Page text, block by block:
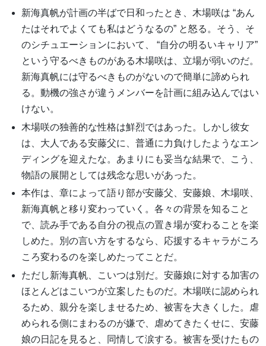
新海真帆が計画の半ばで日和ったとき、木場咲は “あん
たはそれでよくても私はどうなるの” と怒る。そう、そ
のシチュエーションにおいて、 “自分の明るいキャリア”
という守るべきものがある木場咲は、立場が弱いのだ。
新海真帆には守るべきものがないので簡単に諦められ
る。動機の強さが違うメンバーを計画に組み込んではい
けない。
木場咲の独善的な性格は鮮烈ではあった。しかし彼女
は、大人である安藤父に、普通に力負けしたようなエン
ディングを迎えたな。あまりにも妥当な結果で、こう、
物語の展開としては残念な思いがあった。
本作は、章によって語り部が安藤父、安藤娘、木場咲、
新海真帆と移り変わっていく。各々の背景を知ること
で、読み手である自分の視点の置き場が変わることを楽
しめた。別の言い方をするなら、応援するキャラがころ
ころ変わるのを楽しめたってことだ。
ただし新海真帆、こいつは別だ。安藤娘に対する加害の
ほとんどはこいつが立案したものだ。木場咲に認められ
るため、親分を楽しませるため、被害を大きくした。虐
められる側にまわるのが嫌で、虐めてきたくせに、安藤
娘の日記を見ると、同情して涙する。被害を受けたもの